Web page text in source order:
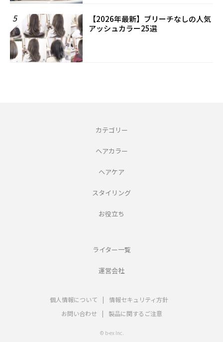
5
【2026年最新】ブリーチなしの人気
アッシュカラー25選
カテゴリー
ヘアカラー
ヘアケア
スタイリング
お役立ち
ライター一覧
運営会社
個人情報について |
情報セキュリティ方針
お問い合わせ
| 製品に関するご注意
© b-ex Inc.